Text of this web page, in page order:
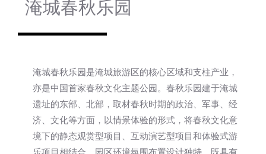
淹城春秋乐园
淹城春秋乐园是淹城旅游区的核心区域和支柱产业，
亦是中国首家春秋文化主题公园。春秋乐园建于淹城
遗址的东部、北部，取材春秋时期的政治、军事、经
济、文化等方面，以情景体验的形式，将春秋文化意
境下的静态观赏型项目、互动演艺型项目和体验式游
乐项目相结合。园区环境氛围布置设计独特，既具有